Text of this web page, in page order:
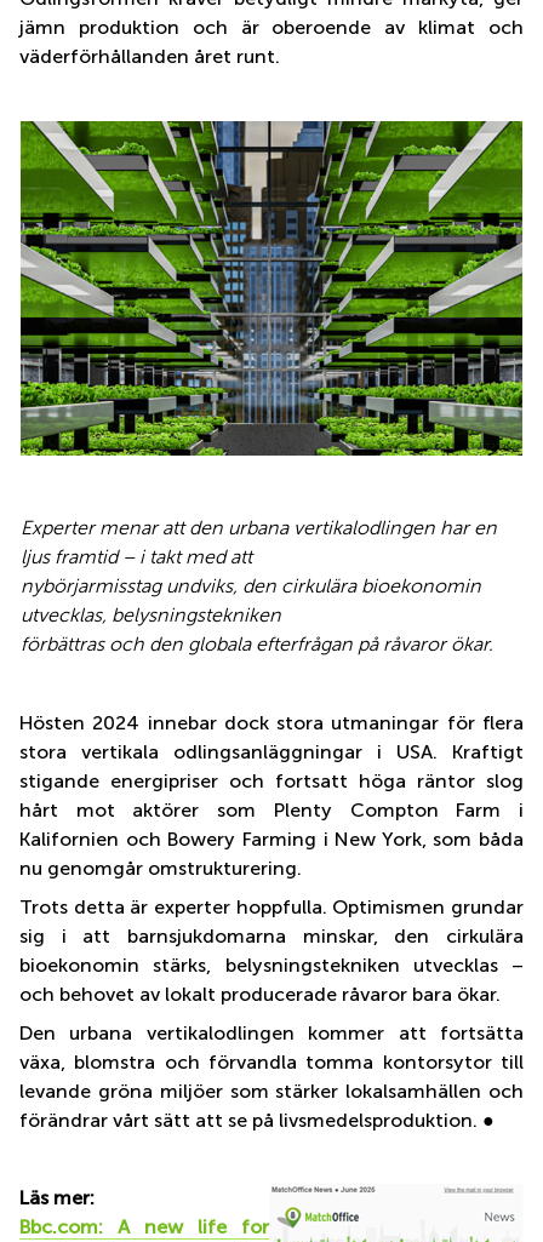
jämn produktion och är oberoende av klimat och
väderförhållanden året runt.
Experter menar att den urbana vertikalodlingen har en
ljus framtid – i takt med att
nybörjarmisstag undviks, den cirkulära bioekonomin
utvecklas, belysningstekniken
förbättras och den globala efterfrågan på råvaror ökar.
Hösten 2024 innebar dock stora utmaningar för flera
stora vertikala odlingsanläggningar i USA. Kraftigt
stigande energipriser och fortsatt höga räntor slog
hårt mot aktörer som Plenty Compton Farm i
Kalifornien och Bowery Farming i New York, som båda
nu genomgår omstrukturering.
Trots detta är experter hoppfulla. Optimismen grundar
sig i att barnsjukdomarna minskar, den cirkulära
bioekonomin stärks, belysningstekniken utvecklas –
och behovet av lokalt producerade råvaror bara ökar.
Den urbana vertikalodlingen kommer att fortsätta
växa, blomstra och förvandla tomma kontorsytor till
levande gröna miljöer som stärker lokalsamhällen och
förändrar vårt sätt att se på livsmedelsproduktion. ●
Läs mer:
Bbc.com: A new life for